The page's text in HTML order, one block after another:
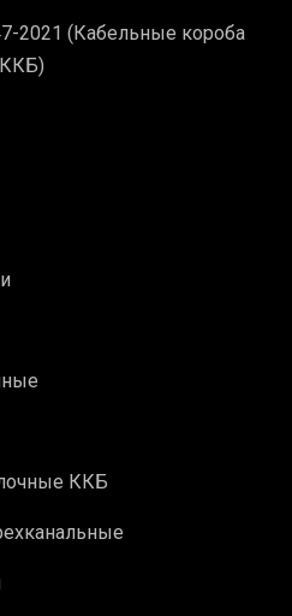
2021 (Кабельные короба
ККБ